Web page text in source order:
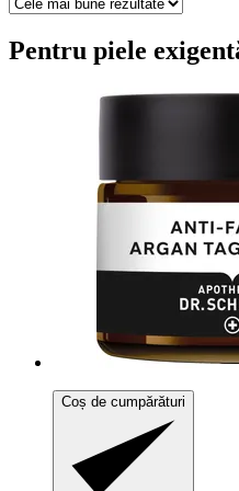
Pentru piele
Coș de cumpărături